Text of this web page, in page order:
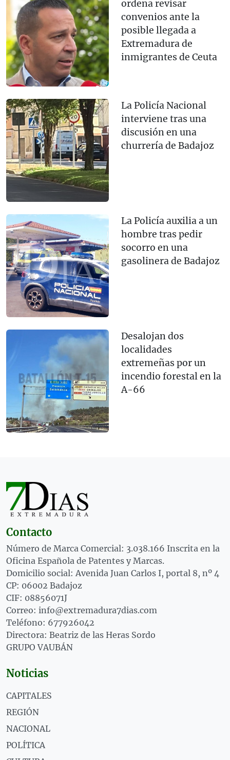
ordena revisar
convenios ante la
posible llegada a
Extremadura de
inmigrantes de Ceuta
La Policía Nacional
interviene tras una
discusión en una
churrería de Badajoz
La Policía auxilia a un
hombre tras pedir
socorro en una
gasolinera de Badajoz
Desalojan dos
localidades
extremeñas por un
incendio forestal en la
A-66
Contacto
Número de Marca Comercial: 3.038.166 Inscrita en la
Oficina Española de Patentes y Marcas.
Domicilio social: Avenida Juan Carlos I, portal 8, nº 4
CP: 06002 Badajoz
CIF: 08856071J
Correo: info@extremadura7dias.com
Teléfono: 677926042
Directora: Beatriz de las Heras Sordo
GRUPO VAUBÁN
Noticias
CAPITALES
REGIÓN
NACIONAL
POLÍTICA